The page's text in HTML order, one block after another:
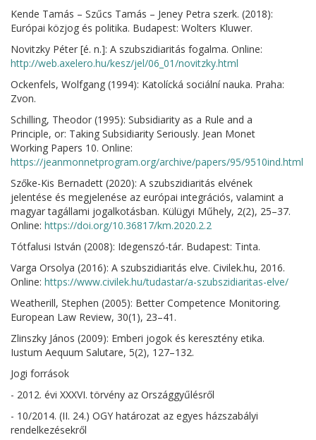
Kende Tamás – Szűcs Tamás – Jeney Petra szerk. (2018):
Európai közjog és politika. Budapest: Wolters Kluwer.
Novitzky Péter [é. n.]: A szubszidiaritás fogalma. Online:
http://web.axelero.hu/kesz/jel/06_01/novitzky.html
Ockenfels, Wolfgang (1994): Katolícká sociální nauka. Praha:
Zvon.
Schilling, Theodor (1995): Subsidiarity as a Rule and a
Principle, or: Taking Subsidiarity Seriously. Jean Monet
Working Papers 10. Online:
https://jeanmonnetprogram.org/archive/papers/95/9510ind.html
Szőke-Kis Bernadett (2020): A szubszidiaritás elvének
jelentése és megjelenése az európai integrációs, valamint a
magyar tagállami jogalkotásban. Külügyi Műhely, 2(2), 25–37.
Online: https://doi.org/10.36817/km.2020.2.2
Tótfalusi István (2008): Idegenszó-tár. Budapest: Tinta.
Varga Orsolya (2016): A szubszidiaritás elve. Civilek.hu, 2016.
Online: https://www.civilek.hu/tudastar/a-szubszidiaritas-elve/
Weatherill, Stephen (2005): Better Competence Monitoring.
European Law Review, 30(1), 23–41.
Zlinszky János (2009): Emberi jogok és keresztény etika.
Iustum Aequum Salutare, 5(2), 127–132.
Jogi források
- 2012. évi XXXVI. törvény az Országgyűlésről
- 10/2014. (II. 24.) OGY határozat az egyes házszabályi
rendelkezésekről